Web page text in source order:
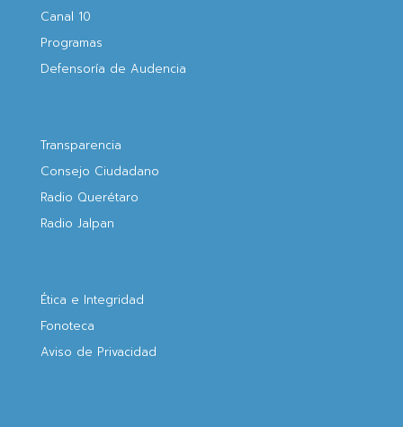
Canal 10
Programas
Defensoría de Audencia
Transparencia
Consejo Ciudadano
Radio Querétaro
Radio Jalpan
Ética e Integridad
Fonoteca
Aviso de Privacidad